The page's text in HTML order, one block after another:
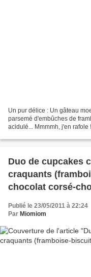
Un pur délice : Un gâteau
parsemé d'embûches de
acidulé... Mmmmh, j'en rafole
Duo de cupcakes
craquants
chocolat corsé-
Publié le 23/05/2011 à 22:24
Par Miomiom